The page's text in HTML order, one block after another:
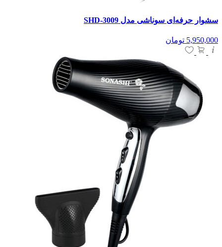
سشوار حرفه‌ای سوناشی مدل SHD-3009
5,950,000 تومان